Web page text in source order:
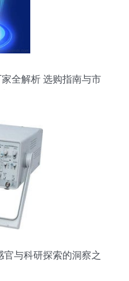
全解析 选购指南与市
与科研探索的洞察之